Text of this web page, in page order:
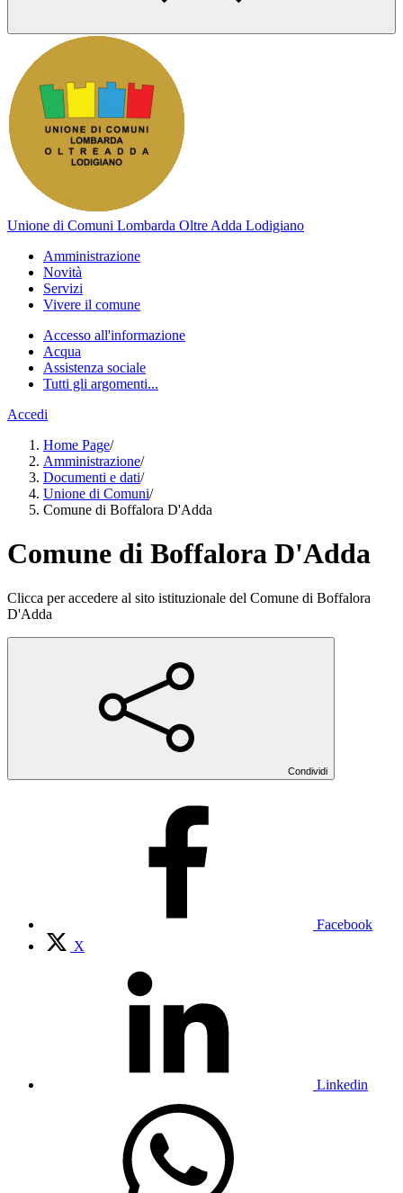
Unione di Comuni Lombarda Oltre Adda Lodigiano
Amministrazione
Novità
Servizi
Vivere il comune
Accesso all'informazione
Acqua
Assistenza sociale
Tutti gli argomenti...
Accedi
Home Page/
Amministrazione/
Documenti e dati/
Unione di Comuni/
Comune di Boffalora D'Adda
Comune di Boffalora D'Adda
Clicca per accedere al sito istituzionale del Comune di Boffalora
D'Adda
Condividi
Facebook
X
Linkedin